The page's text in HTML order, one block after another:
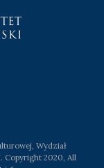
Wydział
Copyright 2020, All